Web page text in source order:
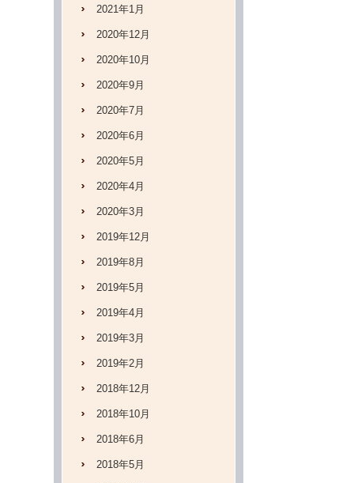
2021年1月
2020年12月
2020年10月
2020年9月
2020年7月
2020年6月
2020年5月
2020年4月
2020年3月
2019年12月
2019年8月
2019年5月
2019年4月
2019年3月
2019年2月
2018年12月
2018年10月
2018年6月
2018年5月